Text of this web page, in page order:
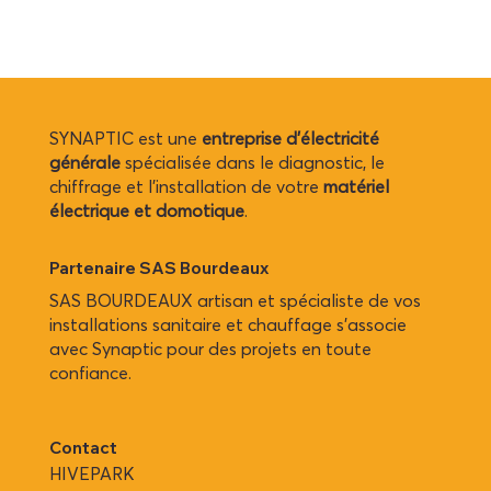
SYNAPTIC est une entreprise d’électricité
généralespécialisée dans le diagnostic, le
chiffrage et l’installation de votre matériel
électrique et domotique.
Partenaire SAS Bourdeaux
SAS BOURDEAUX artisan et spécialiste de vos
installations sanitaire et chauffage s'associe
avec Synaptic pour des projets en toute
confiance.
Contact
HIVEPARK